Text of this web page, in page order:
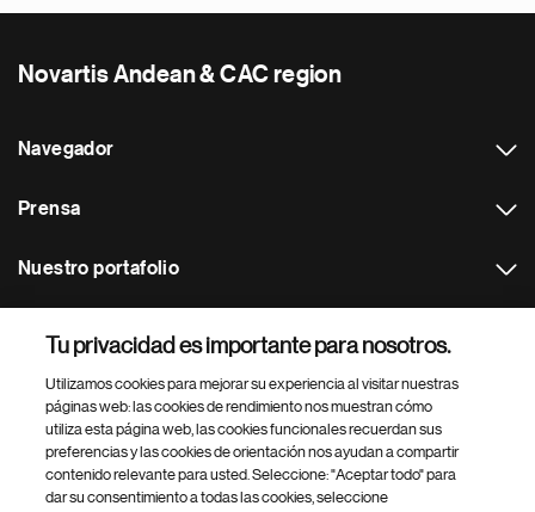
Novartis Andean & CAC region
Navegador
Prensa
Nuestro portafolio
Footer Site Search
Tu privacidad es importante para nosotros.
Utilizamos cookies para mejorar su experiencia al visitar nuestras
páginas web: las cookies de rendimiento nos muestran cómo
utiliza esta página web, las cookies funcionales recuerdan sus
preferencias y las cookies de orientación nos ayudan a compartir
contenido relevante para usted. Seleccione: "Aceptar todo" para
dar su consentimiento a todas las cookies, seleccione